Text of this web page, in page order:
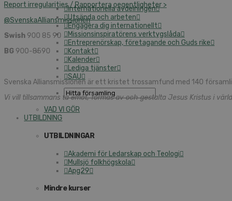
Internationella avdelningen
Utsända och arbeten
Engagera dig internationellt
Missionsinspiratörens verktygslåda
Entreprenörskap, företagande och Guds rike
Kontakt
Kalender
Lediga tjänster
SAU
VAD VI GÖR
UTBILDNING
UTBILDNINGAR
Akademi för Ledarskap och Teologi
Mullsjö folkhögskola
Apg29
Mindre kurser
Report irregularities / Rapportera oegentligheter >
@SvenskaAlliansmissionen
Swish 900 85 90
BG 900-8590
Svenska Alliansmissionen är ett kristet trossamfund med 140
Vi vill tillsammans ta emot, formas av och gestalta Jesus Kristus i